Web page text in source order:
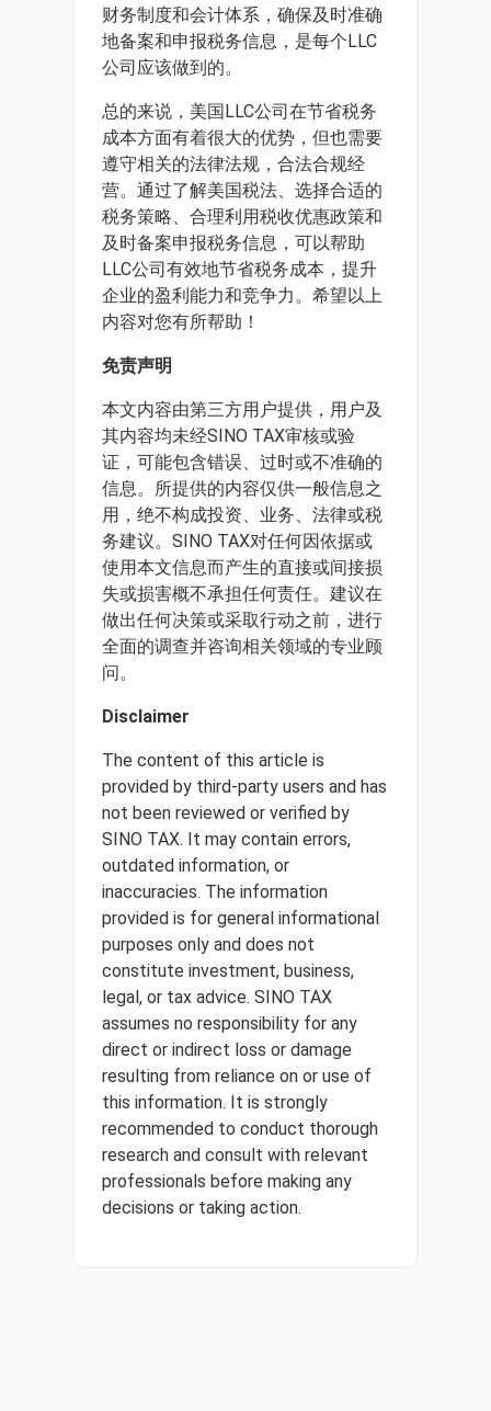
财务制度和会计体系，确保及时准确
地备案和申报税务信息，是每个LLC
公司应该做到的。
总的来说，美国LLC公司在节省税务
成本方面有着很大的优势，但也需要
遵守相关的法律法规，合法合规经
营。通过了解美国税法、选择合适的
税务策略、合理利用税收优惠政策和
及时备案申报税务信息，可以帮助
LLC公司有效地节省税务成本，提升
企业的盈利能力和竞争力。希望以上
内容对您有所帮助！
免责声明
本文内容由第三方用户提供，用户及
其内容均未经SINO TAX审核或验
证，可能包含错误、过时或不准确的
信息。所提供的内容仅供一般信息之
用，绝不构成投资、业务、法律或税
务建议。SINO TAX对任何因依据或
使用本文信息而产生的直接或间接损
失或损害概不承担任何责任。建议在
做出任何决策或采取行动之前，进行
全面的调查并咨询相关领域的专业顾
问。
Disclaimer
The content of this article is
provided by third-party users and has
not been reviewed or verified by
SINO TAX. It may contain errors,
outdated information, or
inaccuracies. The information
provided is for general informational
purposes only and does not
constitute investment, business,
legal, or tax advice. SINO TAX
assumes no responsibility for any
direct or indirect loss or damage
resulting from reliance on or use of
this information. It is strongly
recommended to conduct thorough
research and consult with relevant
professionals before making any
decisions or taking action.